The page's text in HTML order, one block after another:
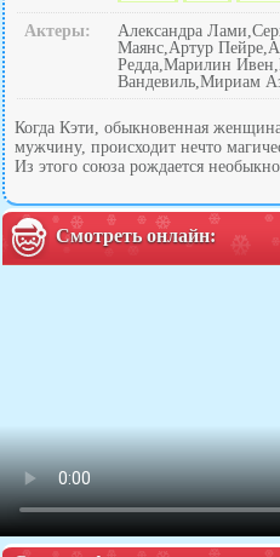
Актеры:
Александра
Маянс,Артур
Редда,Марилин
Вандевиль,Мириам
Когда Кэти, обыкновенная
мужчину, происходит нечто
Из этого союза рождается
Смотреть онлайн: